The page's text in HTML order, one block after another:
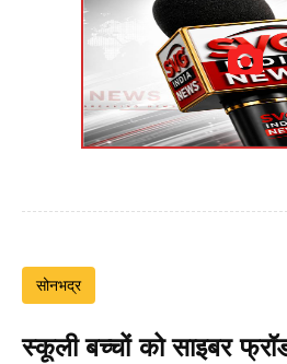
सोनभद्र
स्कूली बच्चों को साइबर